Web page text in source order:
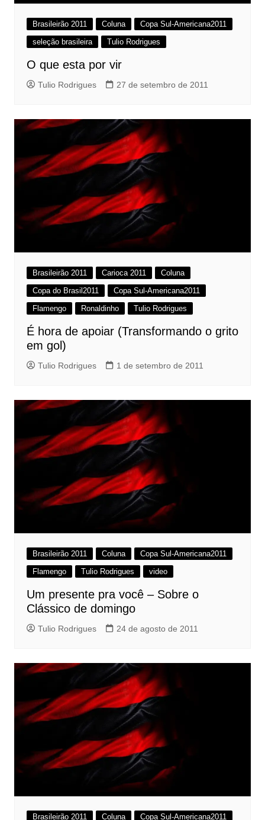
Brasileirão 2011 Coluna
Copa Sul-Americana2011
seleção brasileira
Tulio Rodrigues
O que esta por vir
Tulio Rodrigues 27 de setembro de 2011
Brasileirão 2011 Carioca 2011
Coluna
Copa do Brasil2011
Copa Sul-Americana2011
Flamengo
Ronaldinho Tulio Rodrigues
É hora de apoiar (Transformando o grito
em gol)
Tulio Rodrigues 1 de setembro de 2011
Brasileirão 2011 Coluna
Copa Sul-Americana2011
Flamengo
Tulio Rodrigues video
Um presente pra você – Sobre o
Clássico de domingo
Tulio Rodrigues 24 de agosto de 2011
Brasileirão 2011 Coluna Copa Sul-Americana2011